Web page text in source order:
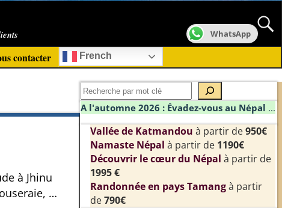
contacter French
à Jhinu
…
A l'automne 2026 : Évadez-vous au Népal ...
Vallée de Katmandou à partir de950€
Namaste Népal à partir de 1190€
Découvrir le cœur du Népal à partir de
1995 €
Randonnée en pays Tamangà partir
de790€
WhatsApp